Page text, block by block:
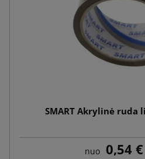
SMART Akrylinė ruda
nuo 0,54 €